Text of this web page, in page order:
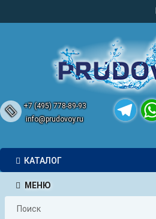
+7 (495) 778-89-93
info@prudovoy.ru
КАТАЛОГ
МЕНЮ